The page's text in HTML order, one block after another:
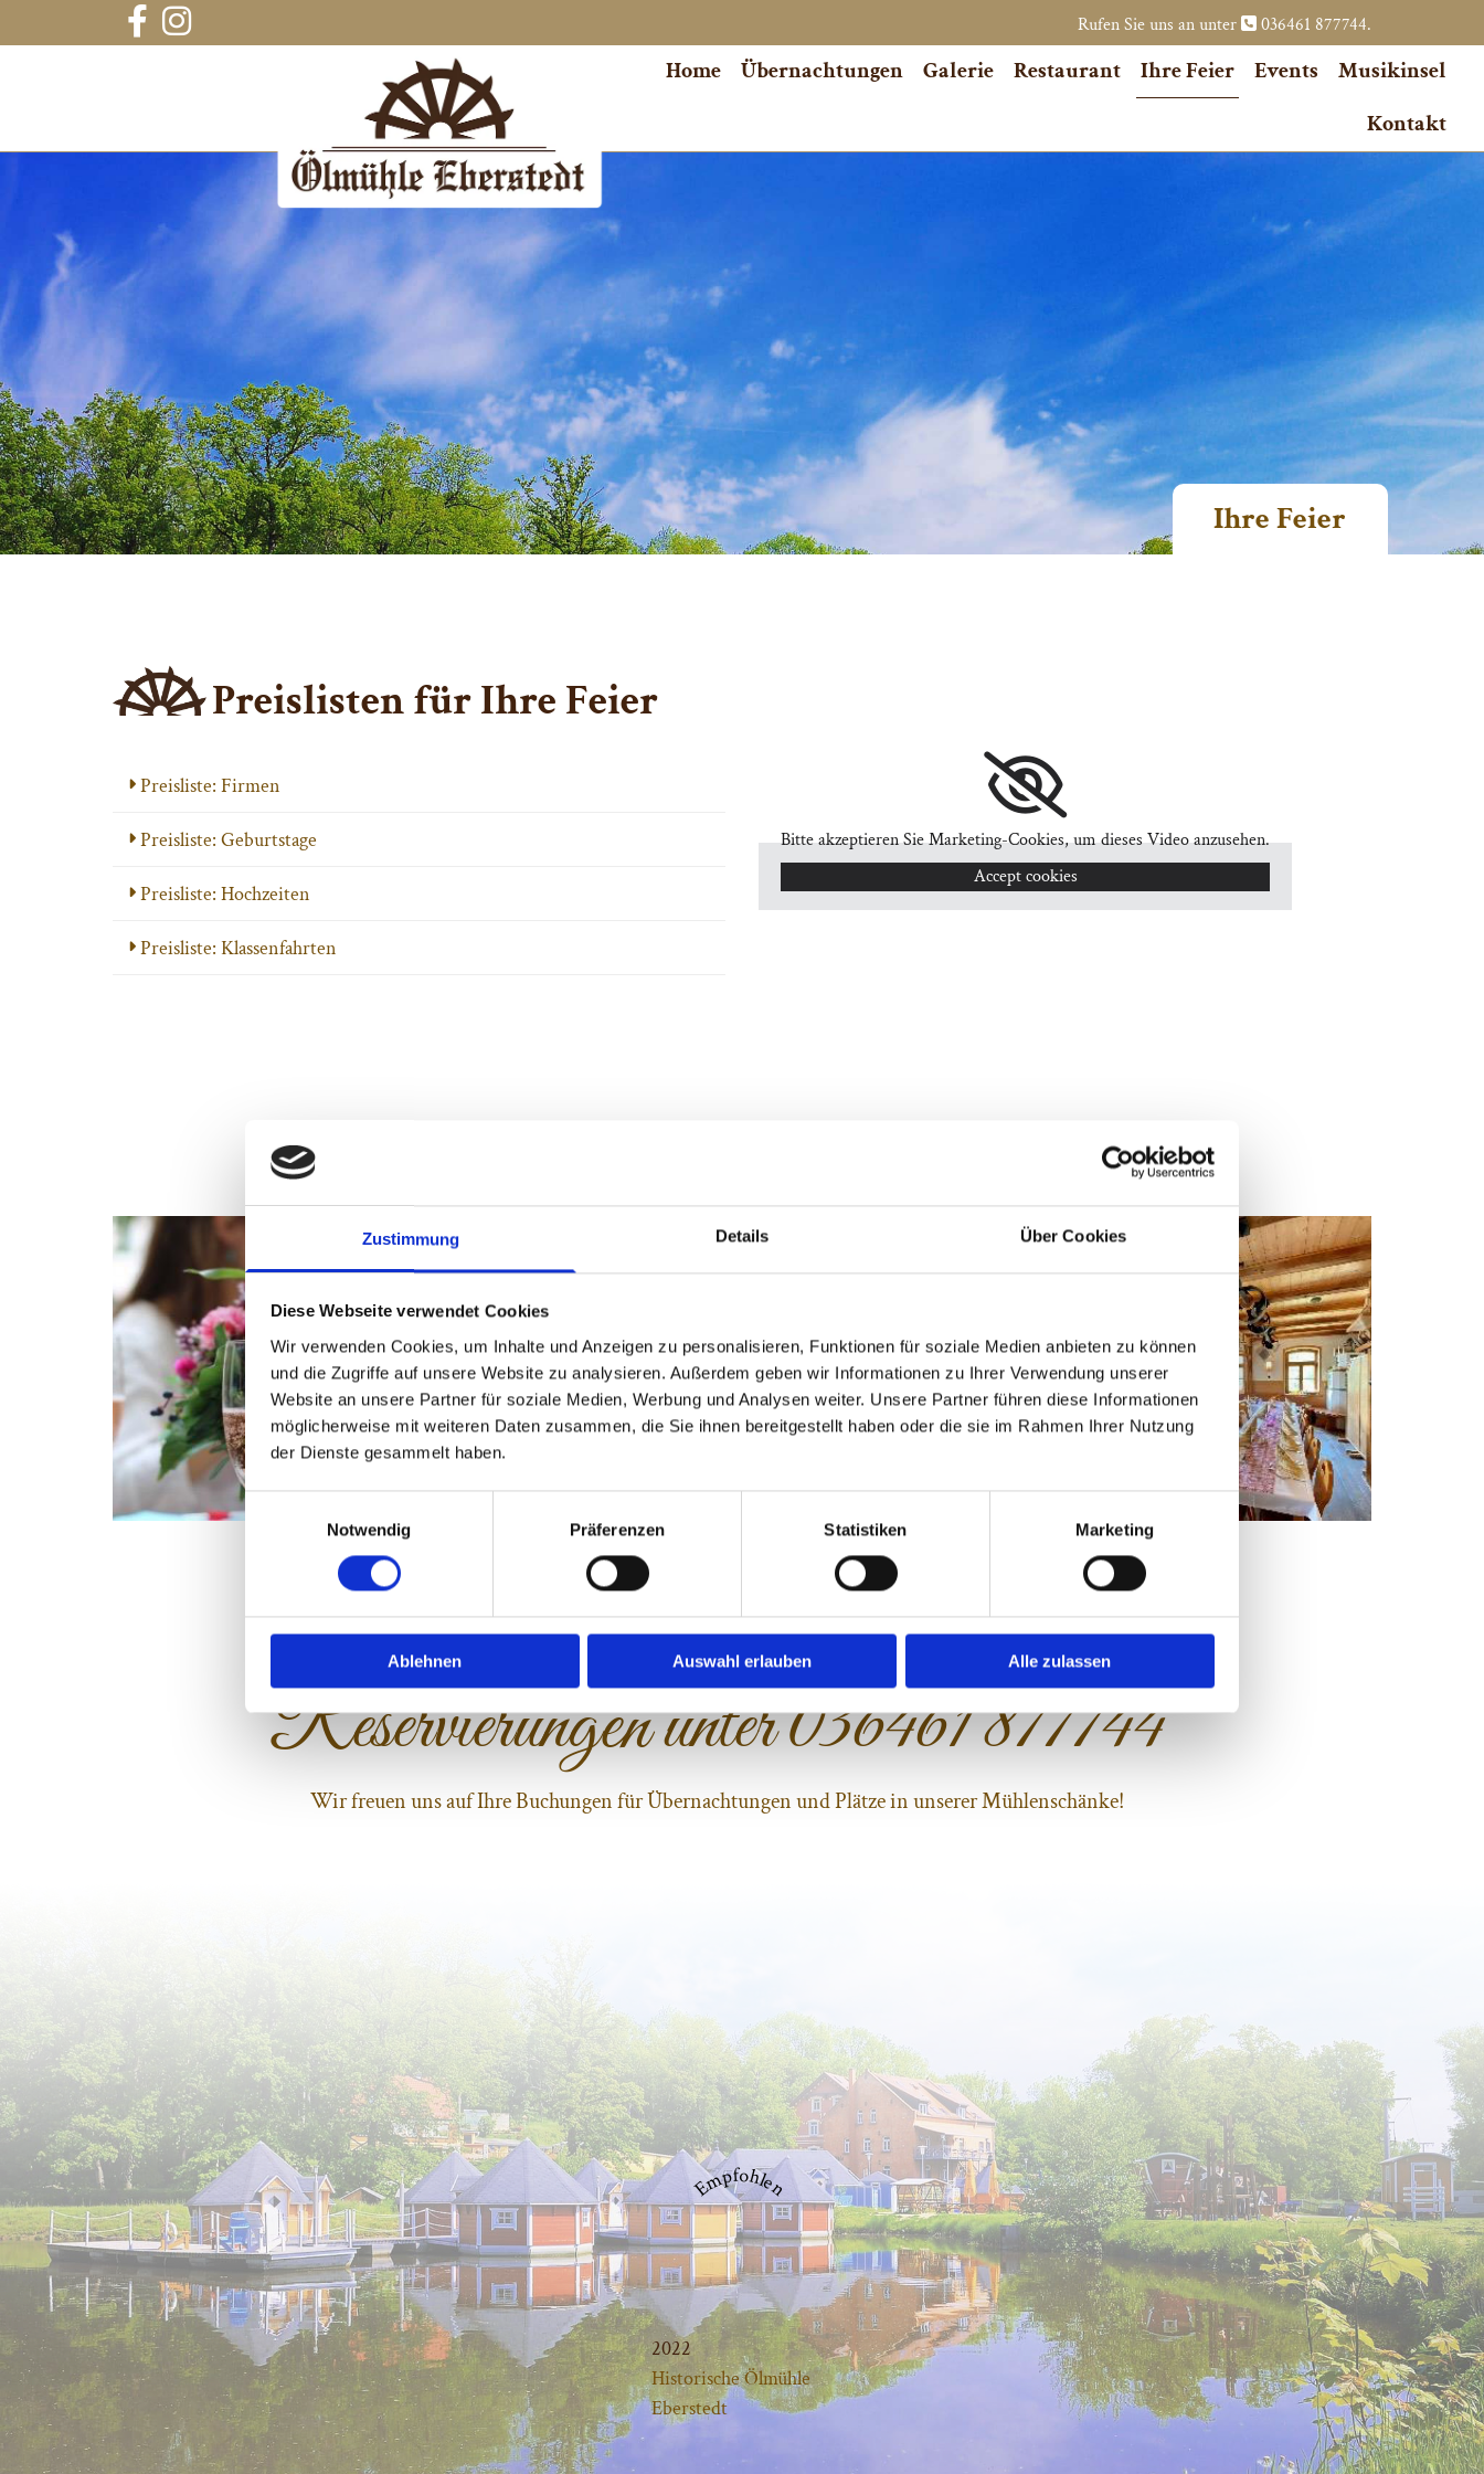
Zustimmung Details Über Cookies
Diese Webseite verwendet Cookies
Wir verwenden Cookies, um Inhalte und Anzeigen zu personalisieren, Funktionen für soziale Medien anbieten zu können
und die Zugriffe auf unsere Website zu analysieren. Außerdem geben wir Informationen zu Ihrer Verwendung unserer
Website an unsere Partner für soziale Medien, Werbung und Analysen weiter. Unsere Partner führen diese Informationen
möglicherweise mit weiteren Daten zusammen, die Sie ihnen bereitgestellt haben oder die sie im Rahmen Ihrer Nutzung
der Dienste gesammelt haben.
Einwilligungsauswahl
Notwendig
Präferenzen Statistiken Marketing
Ablehnen Auswahl erlauben Alle zulassen
Zum Inhalt springen Rufen Sie uns an unter  036461 877744.
Home Übernachtungen Galerie Restaurant Ihre Feier Events
Musikinsel
Kontakt
Ihre Feier
Preislisten für Ihre Feier
Preisliste: Firmen
Preisliste: Geburtstage
Preisliste: Hochzeiten
Preisliste: Klassenfahrten
Bitte akzeptieren Sie Marketing-Cookies, um dieses Video anzusehen.
Accept cookies
Reservierungen unter036461 877744
Wir freuen uns auf Ihre Buchungen für Übernachtungen und Plätze in unserer Mühlenschänke!
Empfohlen
2022
Historische Ölmühle
Eberstedt